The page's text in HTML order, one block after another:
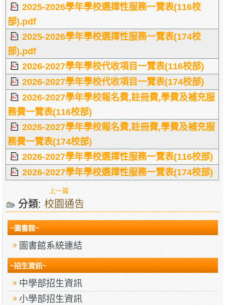
2025-2026學年學校選擇性服務一覽表(116校
部).pdf
2025-2026學年學校選擇性服務一覽表(174校
部).pdf
2026-2027學年學校代收項目一覽表(116校部)
2026-2027學年學校代收項目一覽表(174校部)
2026-2027學年學校報名費,註冊費,學費及補充服
務費一覽表(116校部)
2026-2027學年學校報名費,註冊費,學費及補充服
務費一覽表(174校部)
2026-2027學年學校選擇性服務一覽表(116校部)
2026-2027學年學校選擇性服務一覽表(174校部)
上一篇
分類:校園通告
~圖書館~
圖書館系統連結
~招生資訊~
中學部招生資訊
小學部招生資訊